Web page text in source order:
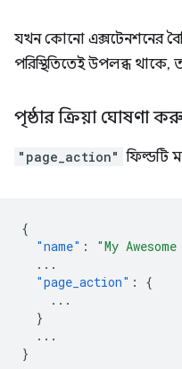
যখন কোনো এক্সটেনশনের
পরিস্থিতিতেই উপলব্ধ থাকে,
পৃষ্ঠার ক্রিয়া ঘোষণা
"page_action" ফিল্ডটি
{
"name" : "My
...
"page_action" :
{
...
}
...
}